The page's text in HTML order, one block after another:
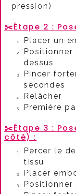
pression)​
✂️Étape 2 :
Placer un
Positionner
dessus
Pincer
secondes
Relâcher
Première
✂️Étape 3 :
côté) :​
Percer le
tissu
Placer
Positionner